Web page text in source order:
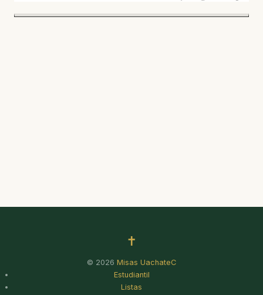
✝
© 2026 Misas UachateC
Estudiantil
Listas